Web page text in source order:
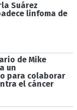
Suárez
linfoma de
de Mike
un
para colaborar
el cáncer